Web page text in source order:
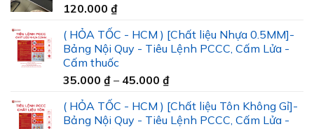
120.000 ₫
( HỎA TỐC - HCM ) [Chất liệu Nhựa 0.5MM]-
Bảng Nội Quy - Tiêu Lệnh PCCC, Cấm Lửa -
Cấm thuốc
35.000 ₫ – 45.000 ₫Khoảng
từ
35.000 ₫
( HỎA TỐC - HCM ) [Chất liệu Tôn Không Gỉ]-
Bảng Nội Quy - Tiêu Lệnh PCCC, Cấm Lửa -